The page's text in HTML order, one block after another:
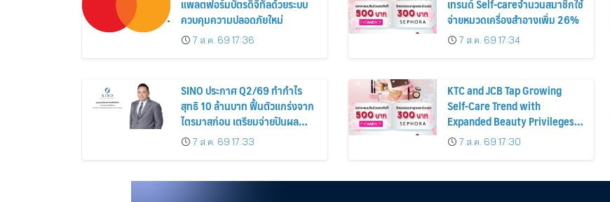
แพลตฟอร์มบัตรดิจิทัลด้วยระบบ
ควบคุมความปลอดภัยใหม่
7 ส.ค. 69 17:36
เทรนด์ Self-careจำนวนสมาชิกใช้
จ่ายหมวดเครื่องสำอางเพิ่ม 26%
7 ส.ค. 69 17:34
SINO ประกาศ Q2/69 ทำกำไร
สุทธิ 10 ล้านบาท ฟื้นตัวแกร่งจาก
ไตรมาสก่อน เตรียมจ่ายปันผล
ระหว่างกาล 0.014423 บาทต่อหุ้น
ครึ่งปีหลังมุ่งเติบโตต่อเนื่อง
7 ส.ค. 69 17:33
KTC and JCB Tap Growing
Self-Care Trend with
Expanded Beauty Privileges
Number of KTC JCB
Cardmembers Spending on
7 ส.ค. 69 17:30